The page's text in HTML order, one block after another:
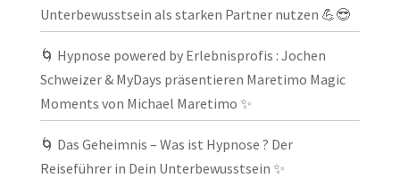
Unterbewusstsein als starken Partner nutzen 💪😎
🌀 Hypnose powered by Erlebnisprofis : Jochen
Schweizer & MyDays präsentieren Maretimo Magic
Moments von Michael Maretimo ✨
🌀 Das Geheimnis – Was ist Hypnose ? Der
Reiseführer in Dein Unterbewusstsein ✨